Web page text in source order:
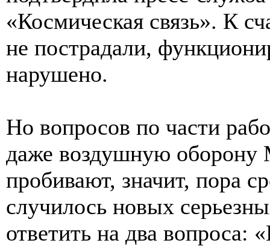
«Космическая связь». К
не пострадали,
нарушено.
Но вопросов по части
даже воздушную оборону
пробивают, значит, пора
случилось новых
ответить на два вопроса: